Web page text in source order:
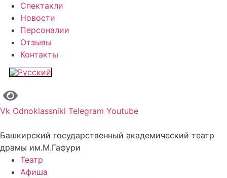
Спектакли
Новости
Персоналии
Отзывы
Контакты
Vk Odnoklassniki Telegram Youtube
Башкирский государственный академический театр
драмы им.М.Гафури
Театр
Афиша